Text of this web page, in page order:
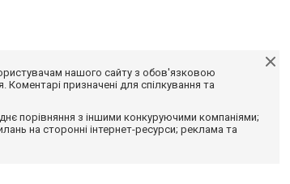
нашого сайту з обов'язковою
призначені для спілкування та
порівняння з іншими конкуруючими компаніями;
на сторонні інтернет-ресурси; реклама та